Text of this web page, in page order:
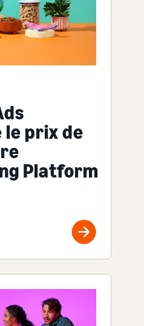
prix de
Platform